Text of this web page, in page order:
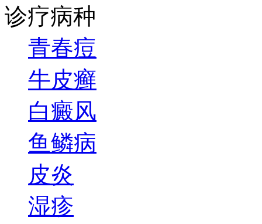
诊疗病种
青春痘
牛皮癣
白癜风
鱼鳞病
皮炎
湿疹